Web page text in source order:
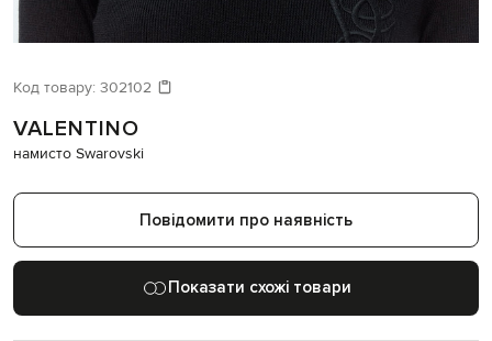
Давайте підберемо щось ще
Схожі товари
Код товару: 302102
VALENTINO
намисто Swarovski
Повідомити про наявність
Показати схожі товари